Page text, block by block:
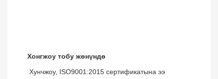
Хонгжоу тобу жөнүндө